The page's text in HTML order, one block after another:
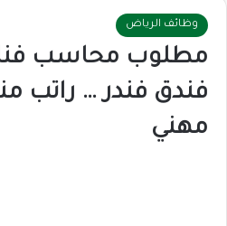
وظائف الرياض
مطلوب محاسب
فندق فندر … راتب
مهني